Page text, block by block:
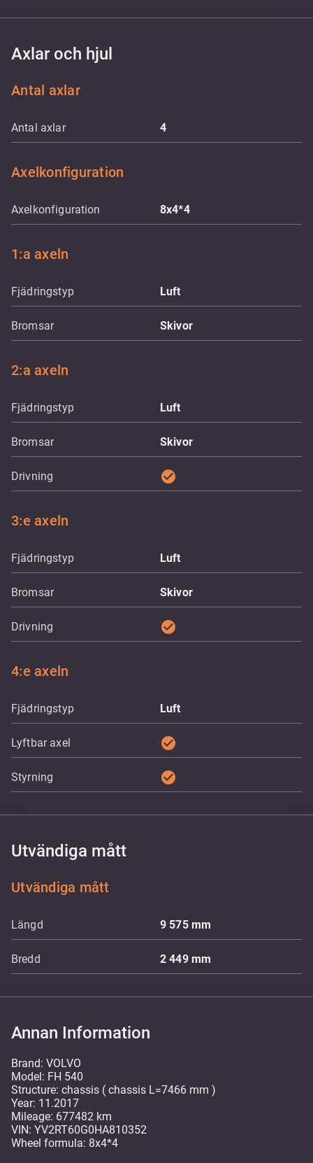
Axlar och hjul
Antal axlar
Antal axlar 4
Axelkonfiguration
Axelkonfiguration 8x4*4
1:a axeln
Fjädringstyp Luft
Bromsar Skivor
2:a axeln
Fjädringstyp Luft
Bromsar Skivor
Drivning check_circle
3:e axeln
Fjädringstyp Luft
Bromsar Skivor
Drivning check_circle
4:e axeln
Fjädringstyp Luft
Lyftbar axel check_circle
Styrning check_circle
Utvändiga mått
Utvändiga mått
Längd 9 575 mm
Bredd 2 449 mm
Annan Information
Brand: VOLVO
Model: FH 540
Structure: chassis ( chassis L=7466 mm )
Year: 11.2017
Mileage: 677482 km
VIN: YV2RT60G0HA810352
Wheel formula: 8x4*4